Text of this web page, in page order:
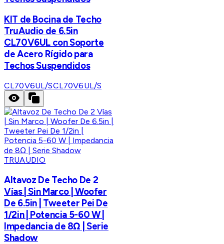
KIT de Bocina de Techo
TruAudio de 6.5in
CL70V6UL con Soporte
de Acero Rígido para
Techos Suspendidos
CL70V6UL/SCL70V6UL/S
TRUAUDIO
Altavoz De Techo De 2
Vías | Sin Marco | Woofer
De 6.5in | Tweeter Pei De
1/2in | Potencia 5-60 W |
Impedancia de 8Ω | Serie
Shadow